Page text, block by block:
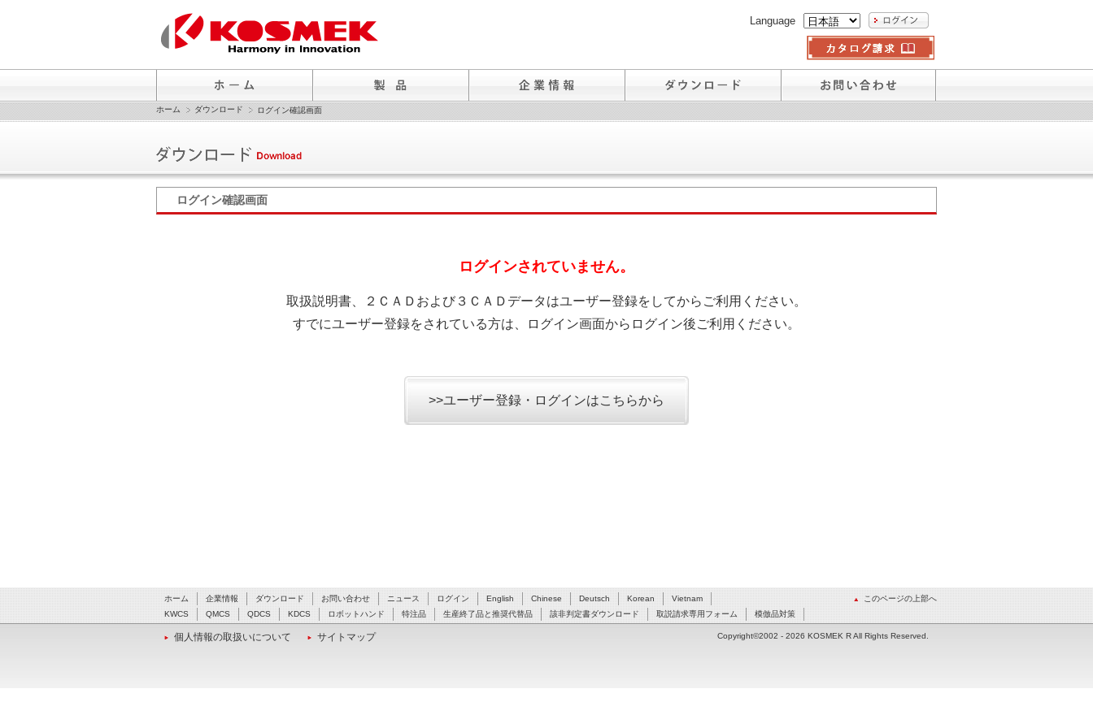
Language
ホーム ダウンロード ログイン確認画面
ログイン確認画面
ログインされていません。
取扱説明書、２ＣＡＤおよび３ＣＡＤデータはユーザー登録をしてからご利用ください。
すでにユーザー登録をされている方は、ログイン画面からログイン後ご利用ください。
>>ユーザー登録・ログインはこちらから
このページの上部へ
ホーム 企業情報 ダウンロード お問い合わせ ニュース ログイン English Chinese Deutsch Korean
Vietnam
KWCS
QMCS QDCS KDCS ロボットハンド 特注品 生産終了品と推奨代替品 該非判定書ダウンロード 取説請求専用フォーム 模倣品対策
個人情報の取扱いについて サイトマップ Copyright©2002 - 2026 KOSMEK R All Rights Reserved.